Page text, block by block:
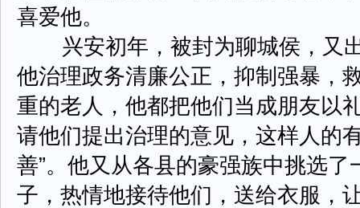
喜爱他。
兴安初年，被封为聊城侯，又
他治理政务清廉公正，抑制强暴，
重的老人，他都把他们当成朋友以
请他们提出治理的意见，这样人的
善”。他又从各县的豪强族中挑选
子，热情地接待他们，送给衣服，